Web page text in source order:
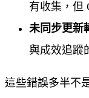
有收集，但
未同步更新
與成效追蹤
這些錯誤多半不